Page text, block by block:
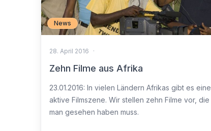
News
28. April 2016 ·
Zehn Filme aus Afrika
23.01.2016: In vielen Ländern Afrikas gibt es eine
aktive Filmszene. Wir stellen zehn Filme vor, die
man gesehen haben muss.